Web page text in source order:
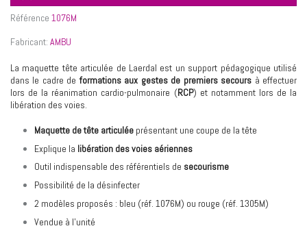
Référence 1076M
Fabricant: AMBU
La maquette tête articulée de Laerdal est un support pédagogique utilisé
dans le cadre deformations aux gestes de premiers secours à effectuer
lors de la réanimation cardio-pulmonaire (RCP) et notamment lors de la
libération des voies.
Maquette de tête articulée présentant une coupe de la tête
Explique la libération des voies aériennes
Outil indispensable des référentiels de secourisme
Possibilité de la désinfecter
2 modèles proposés : bleu (réf. 1076M) ou rouge (réf. 1305M)
Vendue à l’unité